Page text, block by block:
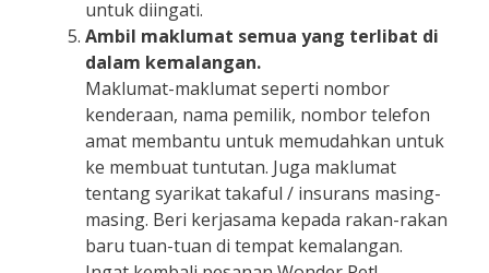
untuk diingati.
Ambil maklumat semua yang terlibat di
dalam kemalangan.
Maklumat-maklumat seperti nombor
kenderaan, nama pemilik, nombor telefon
amat membantu untuk memudahkan untuk
ke membuat tuntutan. Juga maklumat
tentang syarikat takaful / insurans masing-
masing. Beri kerjasama kepada rakan-rakan
baru tuan-tuan di tempat kemalangan.